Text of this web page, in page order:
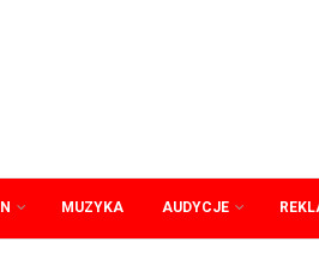
MUZYKA AUDYCJE